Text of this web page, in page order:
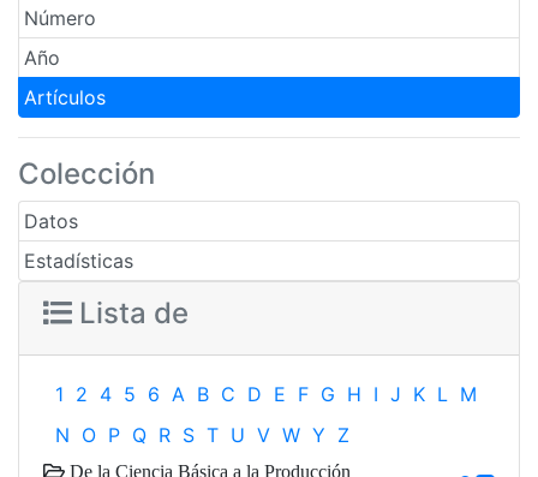
Número
Año
Artículos
Colección
Datos
Estadísticas
Lista de
1 2 4 5 6 A B C D E F G H I J K L M
N O P Q R S T U V W Y Z
De la Ciencia Básica a la Producción